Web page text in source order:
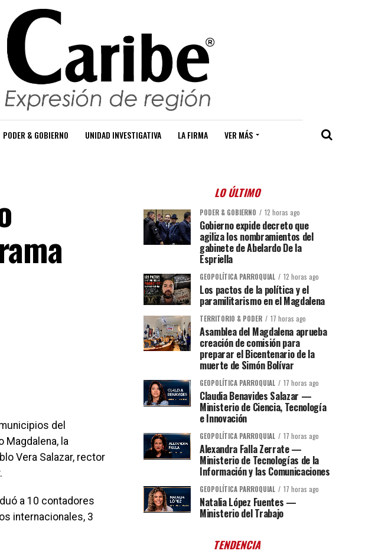
PODER & GOBIERNO UNIDAD INVESTIGATIVA LA FIRMA VER MÁS
del
Magdalena, la
Vera Salazar, rector
a 10 contadores
internacionales, 3
LO ÚLTIMO
PODER & GOBIERNO 12 horas ago
Gobierno expide decreto que
agiliza los nombramientos del
gabinete de Abelardo De la
Espriella
GEOPOLÍTICA PARROQUIAL 12 horas ago
Los pactos de la política y el
paramilitarismo en el Magdalena
TERRITORIO & PODER 17 horas ago
Asamblea del Magdalena aprueba
creación de comisión para
preparar el Bicentenario de la
muerte de Simón Bolívar
GEOPOLÍTICA PARROQUIAL 17 horas ago
Claudia Benavides Salazar —
Ministerio de Ciencia, Tecnología
e Innovación
GEOPOLÍTICA PARROQUIAL 17 horas ago
Alexandra Falla Zerrate —
Ministerio de Tecnologías de la
Información y las Comunicaciones
GEOPOLÍTICA PARROQUIAL 17 horas ago
Natalia López Fuentes —
Ministerio del Trabajo
TENDENCIA